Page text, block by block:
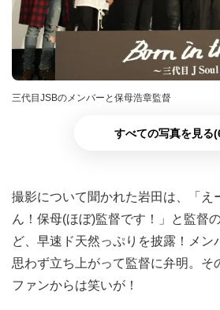
三代目JSBのメンバーと保母浩章監督
すべての写真を見る
撮影について聞かれた岩田は、「
ん！保母(ほぼ)監督です！」と監督
ど、早速ド天然っぷりを披露！メン
思わず立ち上がって監督に弁明。そ
ファンからは笑いが！